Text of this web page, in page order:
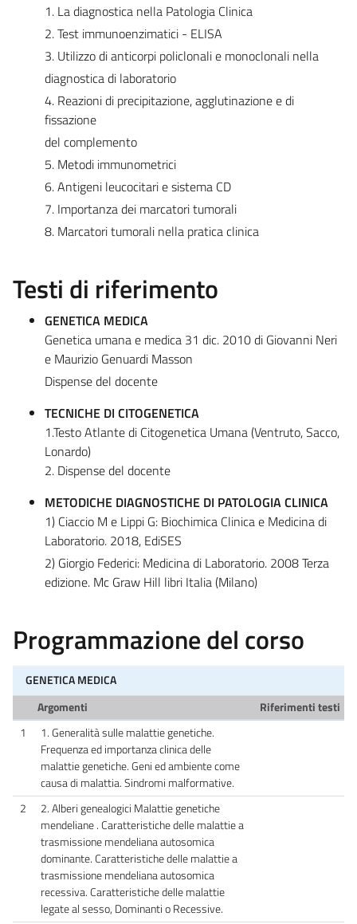
1. La diagnostica nella Patologia Clinica
2. Test immunoenzimatici - ELISA
3. Utilizzo di anticorpi policlonali e monoclonali nella
diagnostica di laboratorio
4. Reazioni di precipitazione, agglutinazione e di
fissazione
del complemento
5. Metodi immunometrici
6. Antigeni leucocitari e sistema CD
7. Importanza dei marcatori tumorali
8. Marcatori tumorali nella pratica clinica
Testi di riferimento
GENETICA MEDICA
Genetica umana e medica 31 dic. 2010 di Giovanni Neri
e Maurizio Genuardi Masson
Dispense del docente
TECNICHE DI CITOGENETICA
1.Testo Atlante di Citogenetica Umana (Ventruto, Sacco,
Lonardo)
2. Dispense del docente
METODICHE DIAGNOSTICHE DI PATOLOGIA CLINICA
1) Ciaccio M e Lippi G: Biochimica Clinica e Medicina di
Laboratorio. 2018, EdiSES
2) Giorgio Federici: Medicina di Laboratorio. 2008 Terza
edizione. Mc Graw Hill libri Italia (Milano)
Programmazione del corso
GENETICA MEDICA
Argomenti
Riferimenti testi
1
1. Generalità sulle malattie genetiche.
Frequenza ed importanza clinica delle
malattie genetiche. Geni ed ambiente come
causa di malattia. Sindromi malformative.
2
2. Alberi genealogici Malattie genetiche
mendeliane . Caratteristiche delle malattie a
trasmissione mendeliana autosomica
dominante. Caratteristiche delle malattie a
trasmissione mendeliana autosomica
recessiva. Caratteristiche delle malattie
legate al sesso, Dominanti o Recessive.